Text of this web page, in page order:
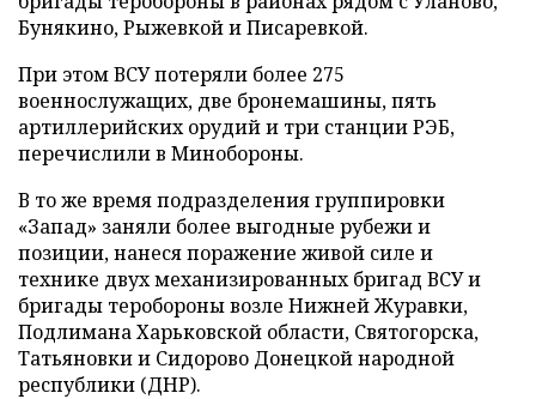
Бунякино, Рыжевкой и Писаревкой.
При этом ВСУ потеряли более 275
военнослужащих, две бронемашины, пять
артиллерийских орудий и три станции РЭБ,
перечислили в Минобороны.
В то же время подразделения группировки
«Запад» заняли более выгодные рубежи и
позиции, нанеся поражение живой силе и
технике двух механизированных бригад ВСУ и
бригады теробороны возле Нижней Журавки,
Подлимана Харьковской области, Святогорска,
Татьяновки и Сидорово Донецкой народной
республики (ДНР).